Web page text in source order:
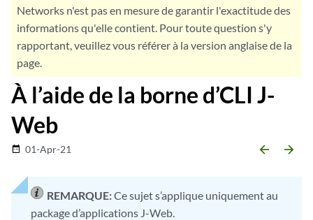
Networks n'est pas en mesure de garantir l'exactitude des
informations qu'elle contient. Pour toute question s'y
rapportant, veuillez vous référer à la version anglaise de la
page.
À l’aide de la borne d’CLI J-
Web
date_range 01-Apr-21 arrow_backward arrow_forward
REMARQUE:Ce sujet s’applique uniquement au
package d’applications J-Web.